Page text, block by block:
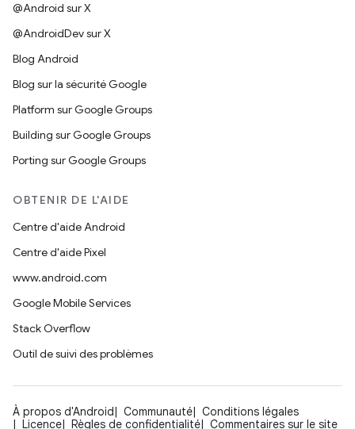
@Android sur X
@AndroidDev sur X
Blog Android
Blog sur la sécurité Google
Platform sur Google Groups
Building sur Google Groups
Porting sur Google Groups
OBTENIR DE L'AIDE
Centre d'aide Android
Centre d'aide Pixel
www.android.com
Google Mobile Services
Stack Overflow
Outil de suivi des problèmes
À propos d'Android Communauté
Conditions légales
Licence
Règles de confidentialité Commentaires sur le site